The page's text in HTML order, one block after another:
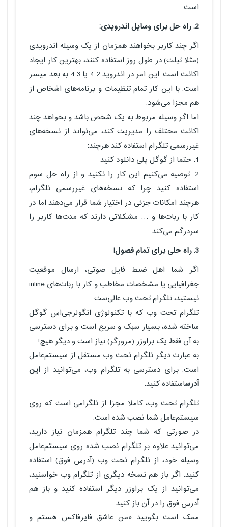
است.
2. راه حل برای وسایل اندرویدی:
اگر چند کاربر بخواهند همزمان از یک وسیله اندرویدی
(مثلا تبلت) در طول روز استفاده کنند، بهترین کار ایجاد
اکانت است. این امر در اندروید 4.2 یا 4.3 به بعد میسر
است. با این کار تمام تنظیمات و برنامه‌های اشخاص از
هم مجزا می‌شود.
اما اگر وسیله مربوط به یک شخص باشد و بخواهد چند
اکانت مختلف را مدیریت کند، می‌تواند از نسخه‌های
غیررسمی تلگرام استفاده کند هرچند:
1. حتما از گوگل پلی دانلود کنید
2. توصیه می‌کنیم این کار را نکنید و از راه حل سوم
استفاده کنید چرا که نسخه‌های غیررسمی تلگرام،
هرچند امکانات جزئی در اختیار شما قرار می‌دهند اما در
کار با ربات‌ها و … مشکلاتی دارند که مدت‌ها کاربر را
سردرگم می‌کند.
3. راه حلی برای تمام فصول!
اگر شما اهل ضبط فایل صوتی، ارسال موقعیت
جغرافیایی یا مشخصات مخاطب و کار با ربات‌های inline
نیستید، تلگرام تحت وب عالی‌ست.
تلگرام تحت وب که با تکنولوژی انگولرجی‌اس گوگل
ساخته شده، بسیار سبک و سریع است و برای دسترسی
به آن فقط یک براوزر (مرورگر) نیاز است و دیگر هیچ!
به عبارت دیگر تلگرام تحت وب مستقل از سیستم‌عامل
است. برای دسترسی به تلگرام وب، می‌توانید از این
آدرساستفاده کنید.
تلگرام تحت وب، کاملا مجزا از تلگرامی است که روی
سیستم‌عامل شما نصب شده است.
در صورتی که شما چند تلگرام همزمان نیاز دارید،
می‌توانید علاوه بر تلگرام نصب شده روی سیستم‌عامل
وسیله خود، از تلگرام تحت وب (آدرس فوق) استفاده
کنید. اگر باز هم نسخه دیگری از تلگرام وب خواسنید،
می‌توانید از یک براوزر دیگر استفاده کنید و باز هم
آدرس فوق را در آن باز کنید.
ممک است بگویید «من عاشق فایرفاکس هستم و